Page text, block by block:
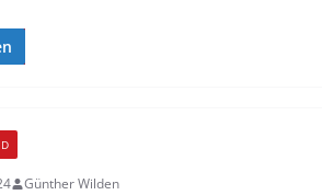
Günther Wilden